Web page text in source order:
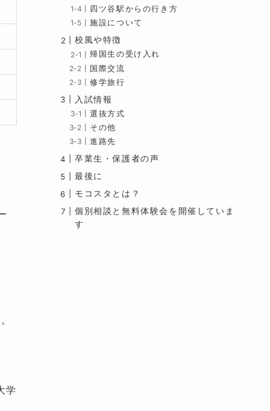
学
四ツ谷駅からの行き方
施設について
校風や特徴
帰国生の受け入れ
国際交流
修学旅行
入試情報
選抜方式
その他
進路先
卒業生・保護者の声
最後に
モコスタとは？
個別相談と無料体験会を開催していま
す